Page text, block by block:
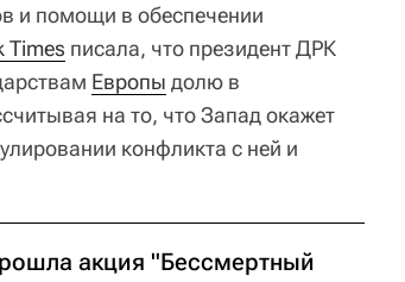
и помощи в обеспечении
Times писала, что президент ДРК
Европы долю в
на то, что Запад окажет
конфликта с ней и
акция "Бессмертный